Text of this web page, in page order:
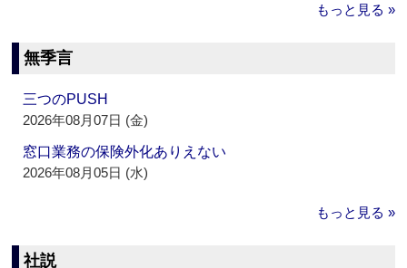
もっと見る »
無季言
三つのPUSH
2026年08月07日 (金)
窓口業務の保険外化ありえない
2026年08月05日 (水)
もっと見る »
社説